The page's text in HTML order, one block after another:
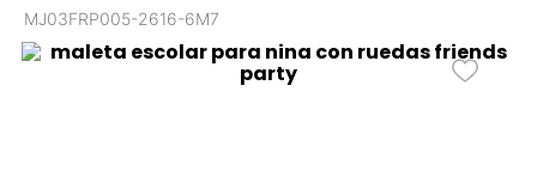
MJ03FRP005-2616-6M7
4. billetera